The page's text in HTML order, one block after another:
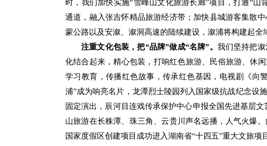
时，我们加快实施“雪峰山文化旅游长廊”项目，打通“
通道，融入张吉怀精品旅游经济带；加快县城游客集散
蒙公路以及安溆、溆洞高速的陆续建设，溆浦将构建起全
注重文化包装，把“品牌”做成“名牌”。 我们坚持把
化结合起来，精心包装，打响红色旅游、民俗旅游、休
学习教育，传播红色故事，传承红色基因，电视剧《向
浦”成为响亮名片，龙潭烈士陵园列入国家级抗战纪念设
固定演出，辰河目连戏传承保护中心申报全国先进基层
山旅游在长株潭、珠三角、云贵川声名远播，人气火爆
国家度假区创建项目成功进入湖南省“十四五”重大文旅项